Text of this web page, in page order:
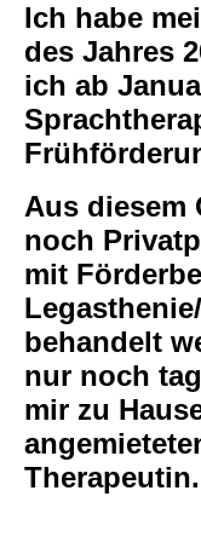
Ich habe
des Jahres
ich ab
Aus diesem
noch
mit
behandelt
nur noch
mir zu
Therapeutin.